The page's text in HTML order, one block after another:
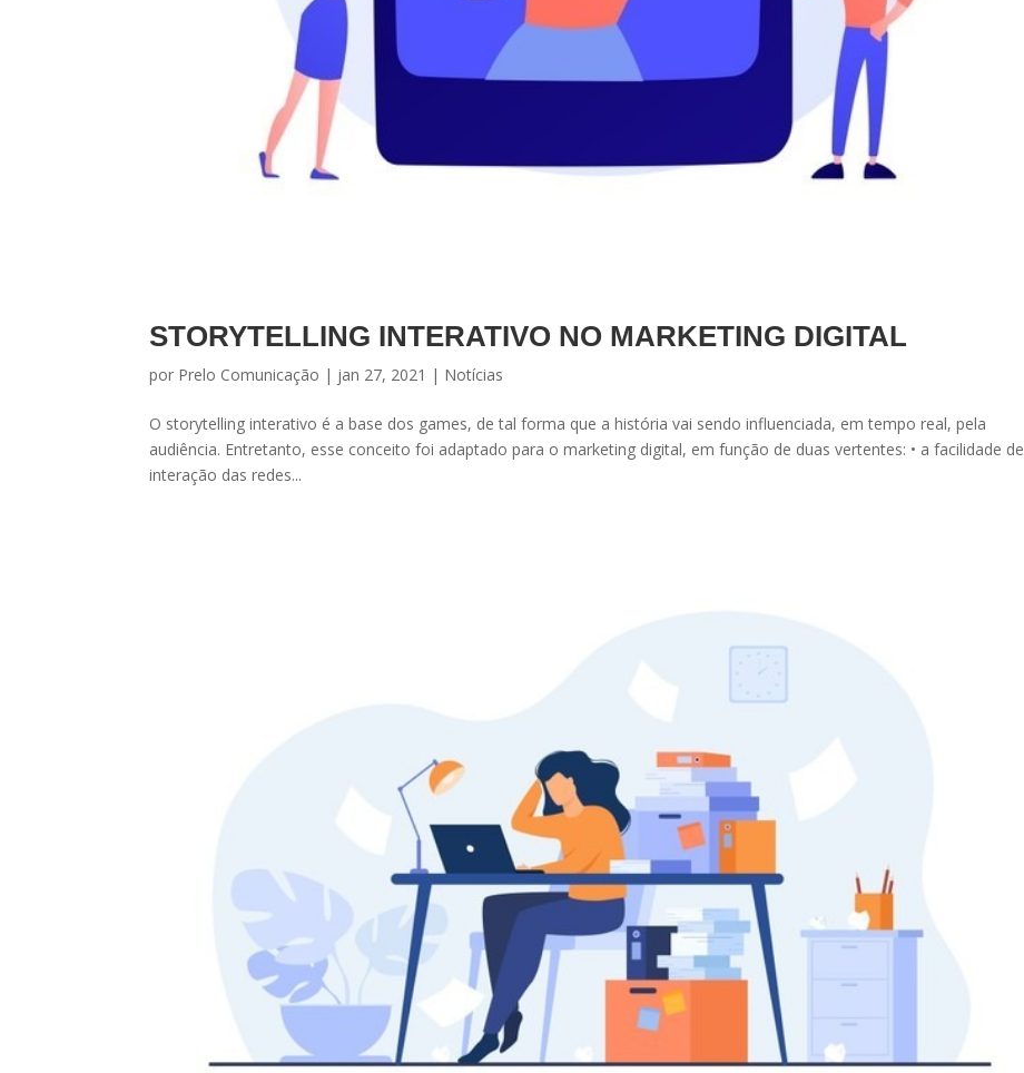
STORYTELLING INTERATIVO NO MARKETING DIGITAL
por Prelo Comunicação | jan 27, 2021 | Notícias
O storytelling interativo é a base dos games, de tal forma que a história vai sendo influenciada, em tempo real, pela
audiência. Entretanto, esse conceito foi adaptado para o marketing digital, em função de duas vertentes: • a facilidade de
interação das redes...